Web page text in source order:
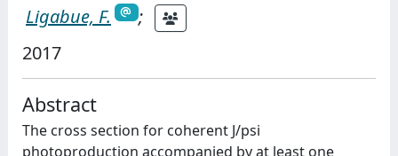
Ligabue, F.
;
2017
Abstract
The cross section for coherent J/psi
photoproduction accompanied by at least one